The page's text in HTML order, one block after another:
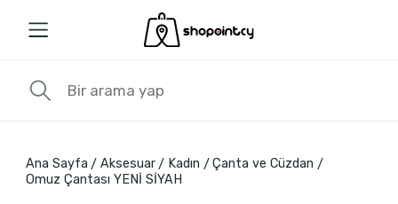
Ana Sayfa Aksesuar Kadın
Çanta ve Cüzdan
Omuz Çantası YENİ SİYAH